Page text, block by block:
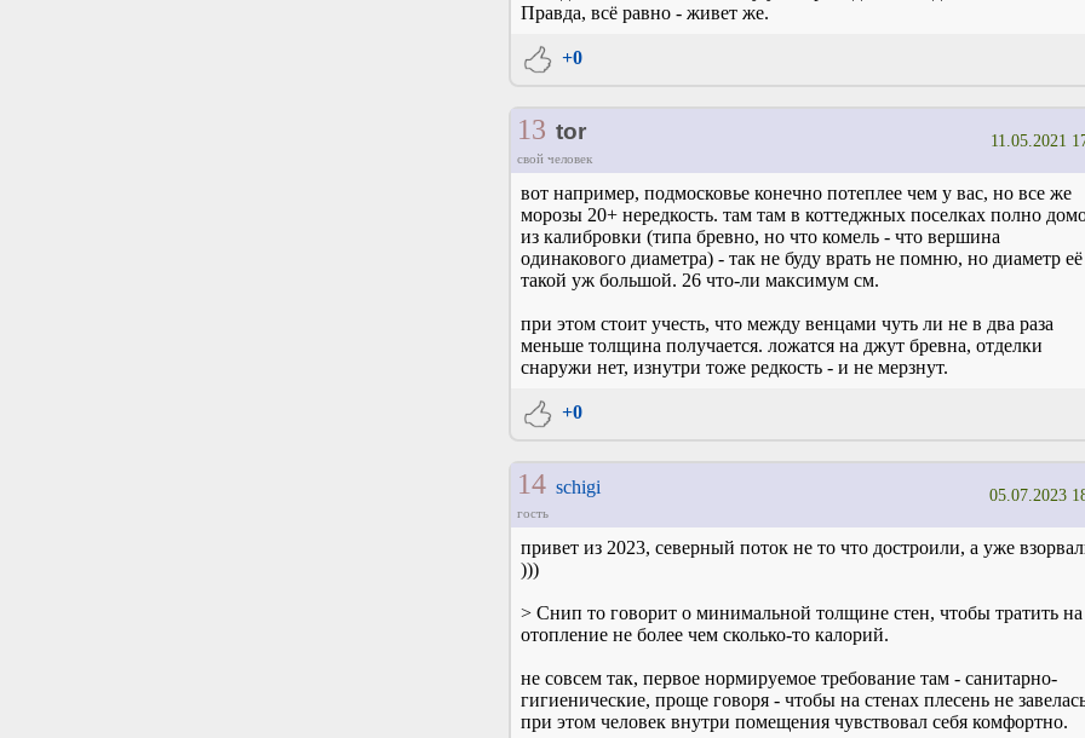
Правда, всё равно - живет же.
+0
13 tor
свой человек
11.05.2021
вот например, подмосковье конечно потеплее чем у вас, но все же
морозы 20+ нередкость. там там в коттеджных поселках полно
из калибровки (типа бревно, но что комель - что вершина
одинакового диаметра) - так не буду врать не помню, но диаметр
такой уж большой. 26 что-ли максимум см.
при этом стоит учесть, что между венцами чуть ли не в два раза
меньше толщина получается. ложатся на джут бревна, отделки
снаружи нет, изнутри тоже редкость - и не мерзнут.
+0
14 schigi
гость
05.07.2023
привет из 2023, северный поток не то что достроили, а уже
)))
> Снип то говорит о минимальной толщине стен, чтобы тратить на
отопление не более чем сколько-то калорий.
не совсем так, первое нормируемое требование там - санитарно-
гигиенические, проще говоря - чтобы на стенах плесень не
при этом человек внутри помещения чувствовал себя комфортно.